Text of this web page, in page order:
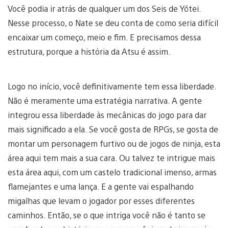
Você podia ir atrás de qualquer um dos Seis de Yōtei.
Nesse processo, o Nate se deu conta de como seria difícil
encaixar um começo, meio e fim. E precisamos dessa
estrutura, porque a história da Atsu é assim.
Logo no início, você definitivamente tem essa liberdade.
Não é meramente uma estratégia narrativa. A gente
integrou essa liberdade às mecânicas do jogo para dar
mais significado a ela. Se você gosta de RPGs, se gosta de
montar um personagem furtivo ou de jogos de ninja, esta
área aqui tem mais a sua cara. Ou talvez te intrigue mais
esta área aqui, com um castelo tradicional imenso, armas
flamejantes e uma lança. E a gente vai espalhando
migalhas que levam o jogador por esses diferentes
caminhos. Então, se o que intriga você não é tanto se